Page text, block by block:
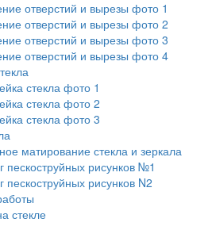
отверстий и вырезы фото 1
отверстий и вырезы фото 2
отверстий и вырезы фото 3
отверстий и вырезы фото 4
стекла фото 1
стекла фото 2
стекла фото 3
матирование стекла и зеркала
пескоструйных рисунков №1
пескоструйных рисунков N2
стекле